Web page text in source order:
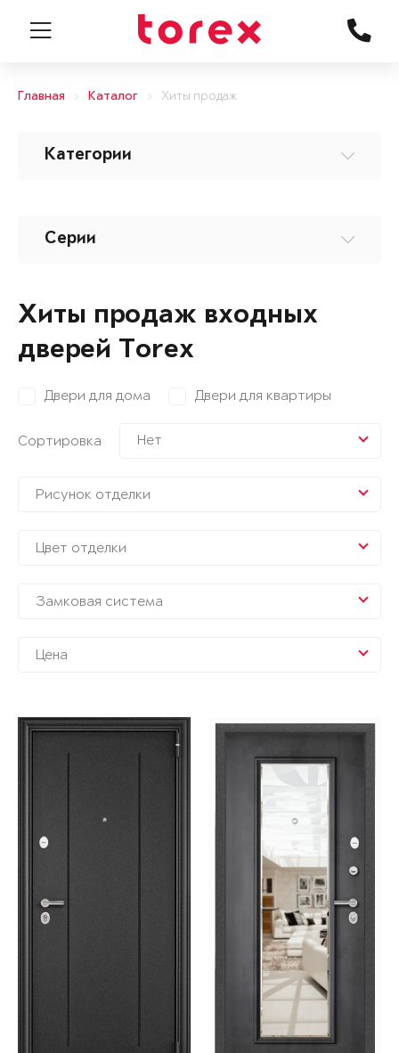
Главная Каталог Хиты продаж
Категории
Серии
Хиты продаж входных
дверей Torex
Двери для дома Двери для квартиры
Сортировка Нет
Рисунок отделки
Цвет отделки
Замковая система
Цена